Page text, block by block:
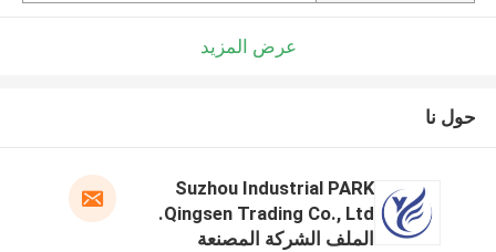
عرض المزيد
حول نا
Suzhou Industrial PARK
Qingsen Trading Co., Ltd.
الملف الشركة المصنعة